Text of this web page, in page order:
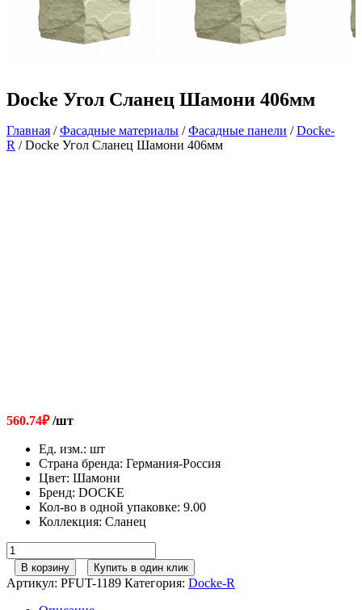
Docke Угол Сланец Шамони 406мм
Главная /Фасадные материалы /Фасадные панели /Docke-
R / Docke Угол Сланец Шамони 406мм
560.74₽/шт
Ед. изм.: шт
Страна бренда: Германия-Россия
Цвет: Шамони
Бренд: DOCKE
Кол-во в одной упаковке: 9.00
Коллекция: Сланец
Количество
товара
Docke
Угол
Сланец
В корзину Купить в один клик
Артикул: PFUT-1189 Категория: Docke-R